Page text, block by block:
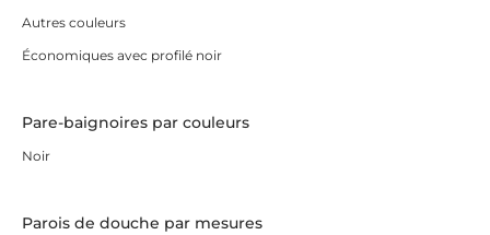
Autres couleurs
Économiques avec profilé noir
Pare-baignoires par couleurs
Noir
Parois de douche par mesures